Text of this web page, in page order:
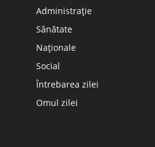
Administrație
Sănătate
Naționale
Social
Întrebarea zilei
Omul zilei